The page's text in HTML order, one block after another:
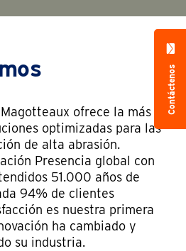
ofrece la más
optimizadas para las
de alta abrasión.
Presencia global con
51.000 años de
94% de clientes
es nuestra primera
ha cambiado y
su industria.
Contáctenos